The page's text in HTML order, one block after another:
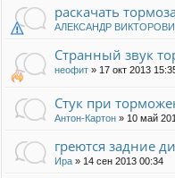
раскачать
АЛЕКСАНДР
Странный звук
неофит » 17 окт 2013
Стук при
Антон-Картон » 10 май
греются задние
Ира » 14 сен 2013 00:34